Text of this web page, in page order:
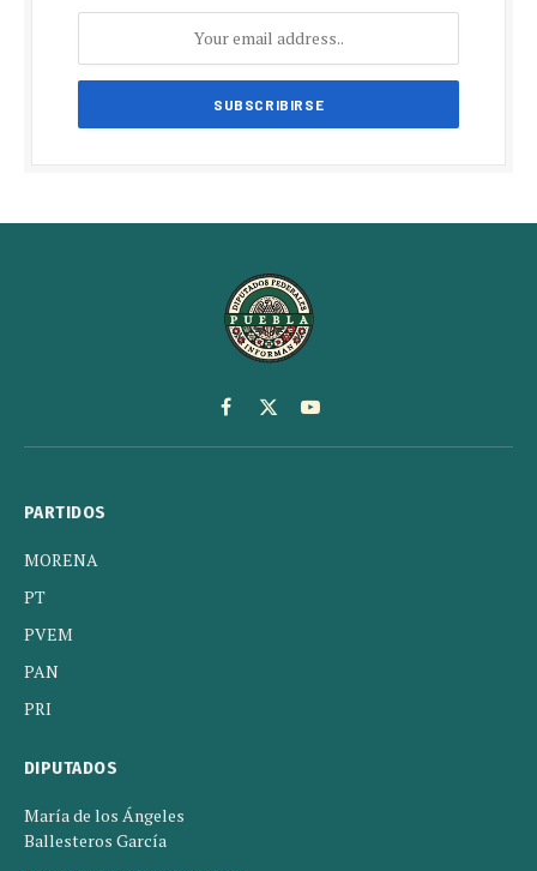
Facebook
X
(Twitter)
YouTube
PARTIDOS
MORENA
PT
PVEM
PAN
PRI
DIPUTADOS
María de los Ángeles
Ballesteros García